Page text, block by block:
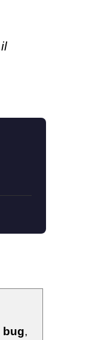
bug,